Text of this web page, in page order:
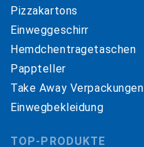
Pizzakartons
Einweggeschirr
Hemdchentragetaschen
Pappteller
Take Away Verpackungen
Einwegbekleidung
TOP-PRODUKTE